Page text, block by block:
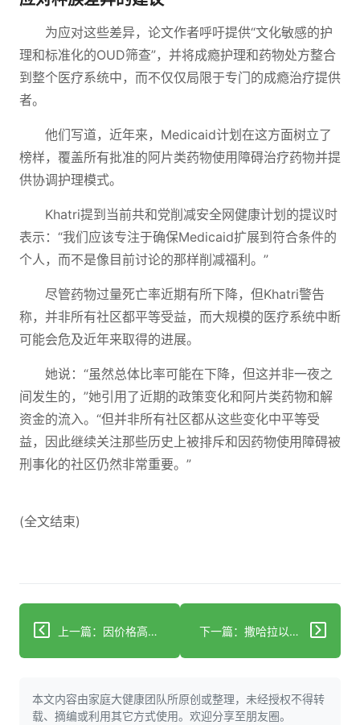
为应对这些差异，论文作者呼吁提供“文化敏感的护
理和标准化的OUD筛查”，并将成瘾护理和药物处方整合
到整个医疗系统中，而不仅仅局限于专门的成瘾治疗提供
者。
他们写道，近年来，Medicaid计划在这方面树立了
榜样，覆盖所有批准的阿片类药物使用障碍治疗药物并提
供协调护理模式。
Khatri提到当前共和党削减安全网健康计划的提议时
表示：“我们应该专注于确保Medicaid扩展到符合条件的
个人，而不是像目前讨论的那样削减福利。”
尽管药物过量死亡率近期有所下降，但Khatri警告
称，并非所有社区都平等受益，而大规模的医疗系统中断
可能会危及近年来取得的进展。
她说：“虽然总体比率可能在下降，但这并非一夜之
间发生的，”她引用了近期的政策变化和阿片类药物和解
资金的流入。“但并非所有社区都从这些变化中平等受
益，因此继续关注那些历史上被排斥和因药物使用障碍被
刑事化的社区仍然非常重要。”
(全文结束)
上一篇：因价格高昂，美国人自制减肥药 下一篇：撒哈拉以南非洲地区六分之一的抗癌药物存在缺陷
本文内容由家庭大健康团队所原创或整理，未经授权不得转
载、摘编或利用其它方式使用。欢迎分享至朋友圈。